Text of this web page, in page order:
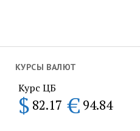
КУРСЫ ВАЛЮТ
Курс ЦБ
$ 82.17 € 94.84